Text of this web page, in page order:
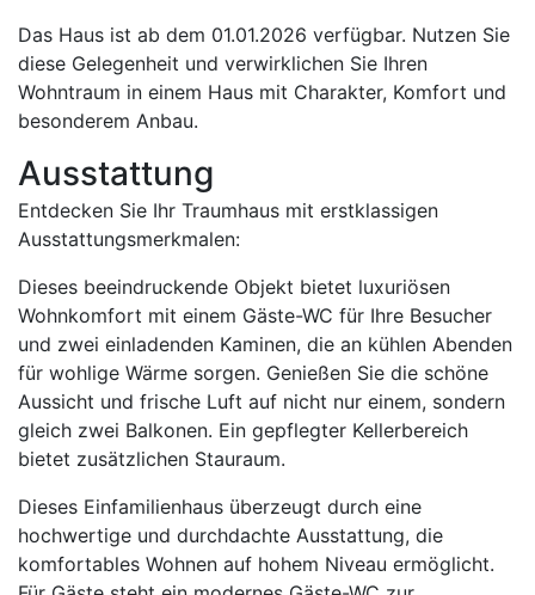
Das Haus ist ab dem 01.01.2026 verfügbar. Nutzen Sie
diese Gelegenheit und verwirklichen Sie Ihren
Wohntraum in einem Haus mit Charakter, Komfort und
besonderem Anbau.
Ausstattung
Entdecken Sie Ihr Traumhaus mit erstklassigen
Ausstattungsmerkmalen:
Dieses beeindruckende Objekt bietet luxuriösen
Wohnkomfort mit einem Gäste-WC für Ihre Besucher
und zwei einladenden Kaminen, die an kühlen Abenden
für wohlige Wärme sorgen. Genießen Sie die schöne
Aussicht und frische Luft auf nicht nur einem, sondern
gleich zwei Balkonen. Ein gepflegter Kellerbereich
bietet zusätzlichen Stauraum.
Dieses Einfamilienhaus überzeugt durch eine
hochwertige und durchdachte Ausstattung, die
komfortables Wohnen auf hohem Niveau ermöglicht.